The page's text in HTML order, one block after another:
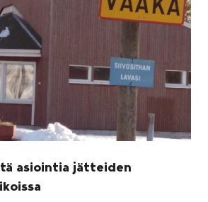
asiointia jätteiden